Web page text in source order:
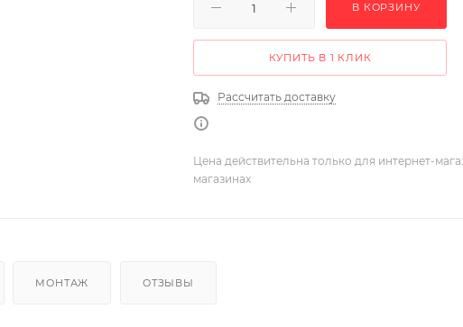
В КОРЗИНУ
КУПИТЬ В 1 КЛИК
Рассчитать доставку
Цена действительна только для интернет-
магазинах
МОНТАЖ ОТЗЫВЫ